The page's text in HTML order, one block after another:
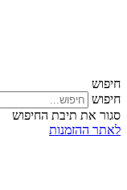
חיפוש
חיפוש
סגור את תיבת החיפוש
לאתר ההזמנות